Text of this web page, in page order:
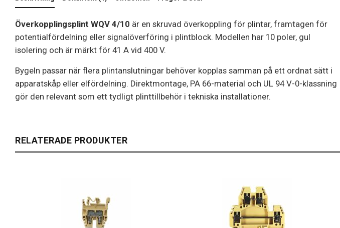
Överkopplingsplint WQV 4/10 är en skruvad överkoppling för plintar, framtagen för
potentialfördelning eller signalöverföring i plintblock. Modellen har 10 poler, gul
isolering och är märkt för 41 A vid 400 V.
Bygeln passar när flera plintanslutningar behöver kopplas samman på ett ordnat sätt i
apparatskåp eller elfördelning. Direktmontage, PA 66-material och UL 94 V-0-klassning
gör den relevant som ett tydligt plinttillbehör i tekniska installationer.
RELATERADE PRODUKTER